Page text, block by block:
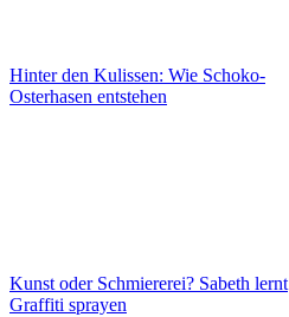
Hinter den Kulissen: Wie Schoko-
Osterhasen entstehen
Kunst oder Schmiererei? Sabeth lernt
Graffiti sprayen